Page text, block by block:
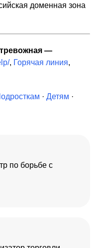
доменная зона
—
, Горячая линия,
· Детям ·
по борьбе с